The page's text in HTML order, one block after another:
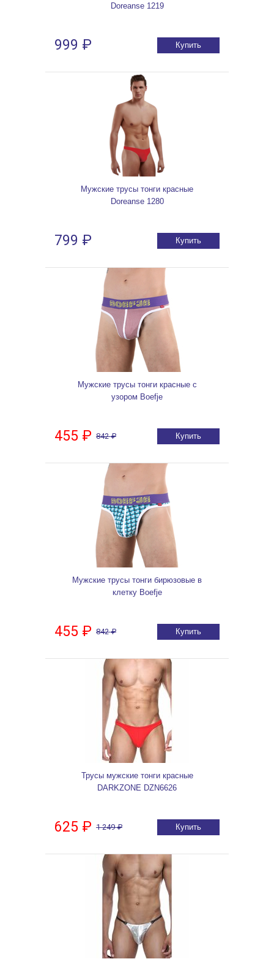
Doreanse 1219
999 ₽ Купить
Мужские трусы тонги красные
Doreanse 1280
799 ₽ Купить
Мужские трусы тонги красные с
узором Boefje
455 ₽ 842 ₽ Купить
Мужские трусы тонги бирюзовые в
клетку Boefje
455 ₽ 842 ₽ Купить
Трусы мужские тонги красные
DARKZONE DZN6626
625 ₽ 1 249 ₽ Купить